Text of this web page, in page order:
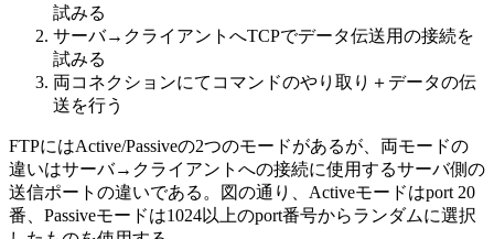
試みる
サーバ→クライアントへTCPでデータ伝送用の接続を
試みる
両コネクションにてコマンドのやり取り＋データの伝
送を行う
FTPにはActive/Passiveの2つのモードがあるが、両モードの
違いはサーバ→クライアントへの接続に使用するサーバ側の
送信ポートの違いである。図の通り、Activeモードはport 20
番、Passiveモードは1024以上のport番号からランダムに選択